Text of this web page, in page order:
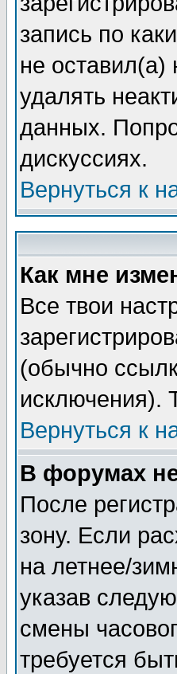
запись по
не
удалять
данных.
дискуссиях.
Вернуться к
Как мне
Все твои
(обычно
исключения).
Вернуться к
В форумах
После
зону. Если
на летнее/
указав
смены
требуется